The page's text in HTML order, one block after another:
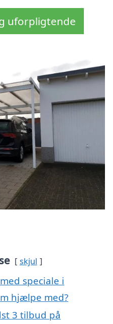
uforpligtende
skjul
speciale i
hjælpe med?
3 tilbud på